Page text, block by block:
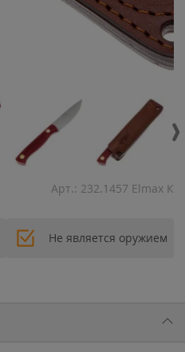
Арт.: 232.1457 Elmax К
Не является оружием